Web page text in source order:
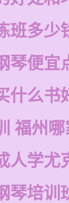
班多少
琴便宜
什么书
福州
人学尤
琴培训